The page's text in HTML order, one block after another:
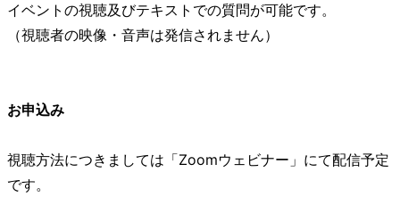
イベントの視聴及びテキストでの質問が可能です。
（視聴者の映像・音声は発信されません）
お申込み
視聴方法につきましては「Zoomウェビナー」にて配信予定
です。